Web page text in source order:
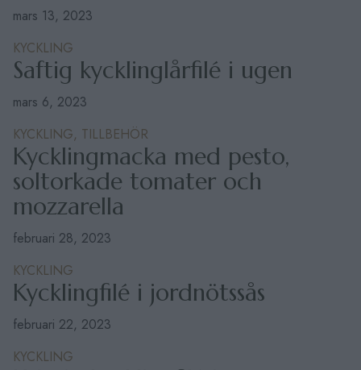
mars 13, 2023
KYCKLING
Saftig kycklinglårfilé i ugen
mars 6, 2023
KYCKLING, TILLBEHÖR
Kycklingmacka med pesto,
soltorkade tomater och
mozzarella
februari 28, 2023
KYCKLING
Kycklingfilé i jordnötssås
februari 22, 2023
KYCKLING